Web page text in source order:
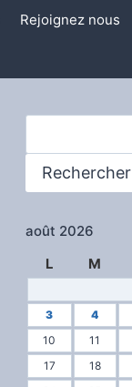
Rejoignez nous
Rechercher
août 2026
L
M
3
4
10
11
17
18